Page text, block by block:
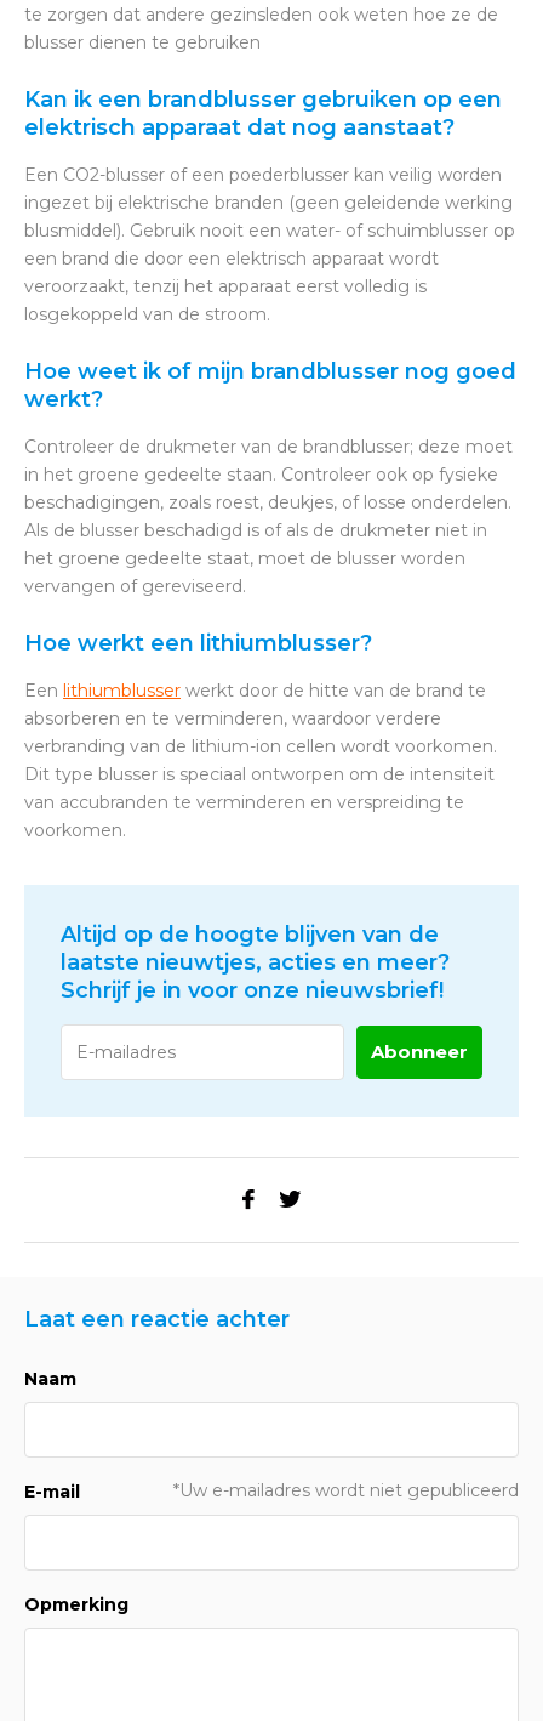
te zorgen dat andere gezinsleden ook weten hoe ze de
blusser dienen te gebruiken
Kan ik een brandblusser gebruiken op een
elektrisch apparaat dat nog aanstaat?
Een CO2-blusser of een poederblusser kan veilig worden
ingezet bij elektrische branden (geen geleidende werking
blusmiddel). Gebruik nooit een water- of schuimblusser op
een brand die door een elektrisch apparaat wordt
veroorzaakt, tenzij het apparaat eerst volledig is
losgekoppeld van de stroom.
Hoe weet ik of mijn brandblusser nog goed
werkt?
Controleer de drukmeter van de brandblusser; deze moet
in het groene gedeelte staan. Controleer ook op fysieke
beschadigingen, zoals roest, deukjes, of losse onderdelen.
Als de blusser beschadigd is of als de drukmeter niet in
het groene gedeelte staat, moet de blusser worden
vervangen of gereviseerd.
Hoe werkt een lithiumblusser?
Een lithiumblusser werkt door de hitte van de brand te
absorberen en te verminderen, waardoor verdere
verbranding van de lithium-ion cellen wordt voorkomen.
Dit type blusser is speciaal ontworpen om de intensiteit
van accubranden te verminderen en verspreiding te
voorkomen.
Altijd op de hoogte blijven van de
laatste nieuwtjes, acties en meer?
Schrijf je in voor onze nieuwsbrief!
Abonneer
Laat een reactie achter
Naam
E-mail *Uw e-mailadres wordt niet gepubliceerd
Opmerking